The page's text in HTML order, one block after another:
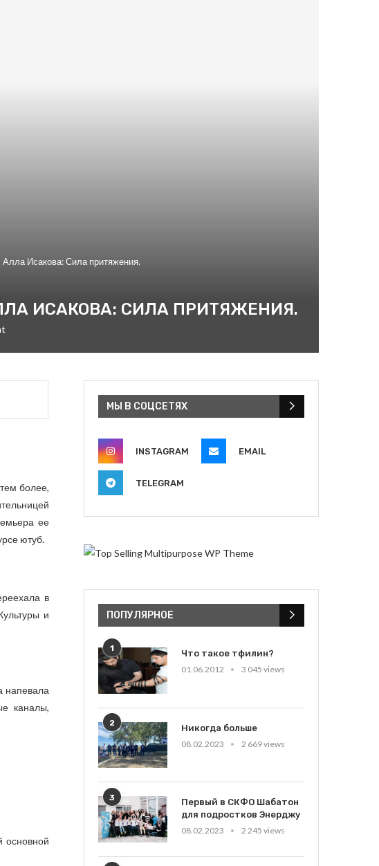
Исакова: Сила притяжения.
ИСАКОВА: СИЛА ПРИТЯЖЕНИЯ.
более,
ее
ютуб.
в
и
напевала
каналы,
основной
МЫ В СОЦСЕТЯХ
INSTAGRAM EMAIL
TELEGRAM
ПОПУЛЯРНОЕ
1
Что такое тфилин?
01.06.2012
3 045 views
2
Никогда больше
08.02.2023
2 669 views
3
Первый в СКФО Шабатон
для подростков Энерджу
08.02.2023
2 245 views